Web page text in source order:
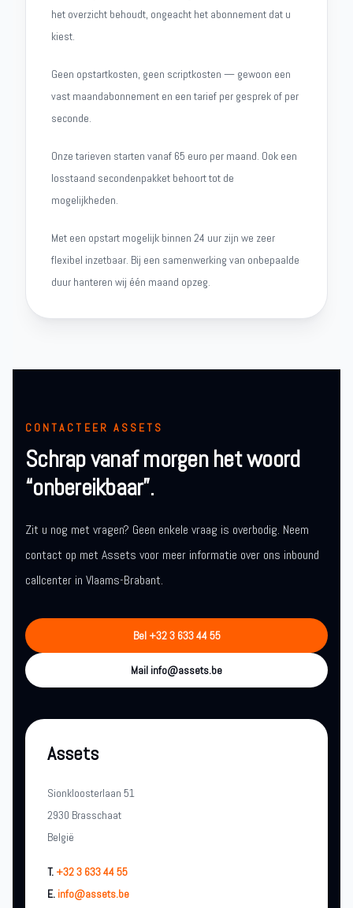
het overzicht behoudt, ongeacht het abonnement dat u
kiest.
Geen opstartkosten, geen scriptkosten — gewoon een
vast maandabonnement en een tarief per gesprek of per
seconde.
Onze tarieven starten vanaf 65 euro per maand. Ook een
losstaand secondenpakket behoort tot de
mogelijkheden.
Met een opstart mogelijk binnen 24 uur zijn we zeer
flexibel inzetbaar. Bij een samenwerking van onbepaalde
duur hanteren wij één maand opzeg.
CONTACTEER ASSETS
Schrap vanaf morgen het woord
“onbereikbaar”.
Zit u nog met vragen? Geen enkele vraag is overbodig. Neem
contact op met Assets voor meer informatie over ons inbound
callcenter in Vlaams-Brabant.
Bel +32 3 633 44 55
Mail info@assets.be
Assets
Sionkloosterlaan 51
2930 Brasschaat
België
T. +32 3 633 44 55
E. info@assets.be